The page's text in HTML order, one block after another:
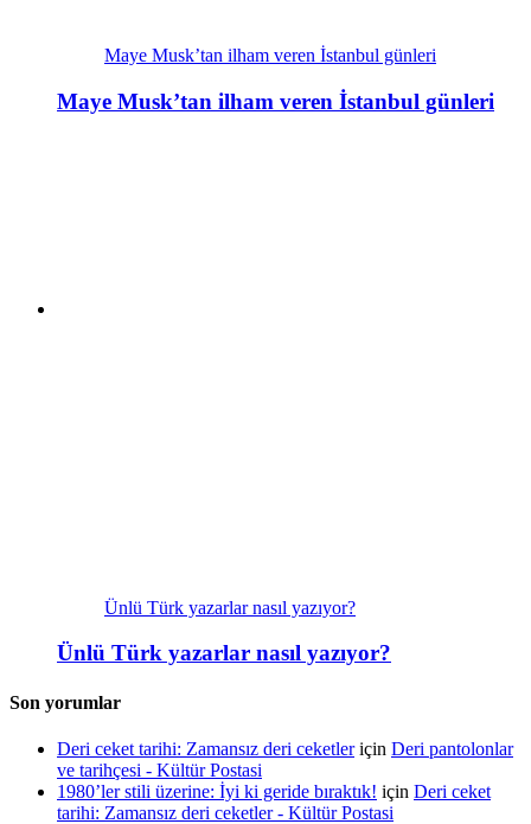
Maye Musk’tan ilham veren İstanbul günleri
Maye Musk’tan ilham veren İstanbul günleri
Ünlü Türk yazarlar nasıl yazıyor?
Ünlü Türk yazarlar nasıl yazıyor?
Son yorumlar
Deri ceket tarihi: Zamansız deri ceketleriçin Deri pantolonlar
ve tarihçesi - Kültür Postasi
1980’ler stili üzerine: İyi ki geride bıraktık! için Deri ceket
tarihi: Zamansız deri ceketler - Kültür Postasi